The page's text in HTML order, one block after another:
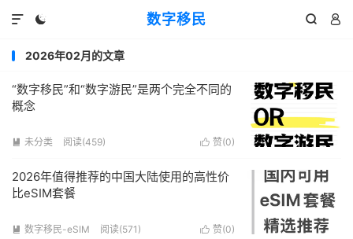
数字移民
  

2026年02月的文章
“数字移民”和“数字游民”是两个完全不同的
概念
 赞(0)
 未分类 阅读(459)
2026年值得推荐的中国大陆使用的高性价
比eSIM套餐
 赞(0)
 数字移民-eSIM 阅读(571)